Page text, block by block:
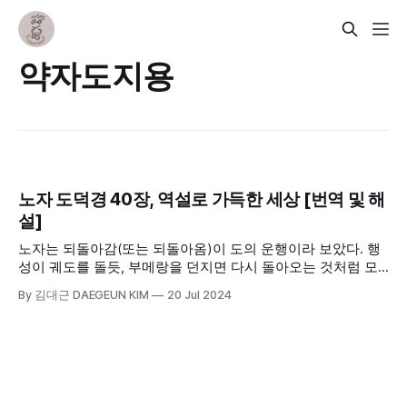
약자도지용
노자 도덕경 40장, 역설로 가득한 세상 [번역 및 해
설]
노자는 되돌아감(또는 되돌아옴)이 도의 운행이라 보았다. 행
성이 궤도를 돌듯, 부메랑을 던지면 다시 돌아오는 것처럼 모
다는 의미이다. 그래서 발전이 발전이 아닐 수도 있고 진보가
By 김대근 DAEGEUN KIM 20 Jul 2024